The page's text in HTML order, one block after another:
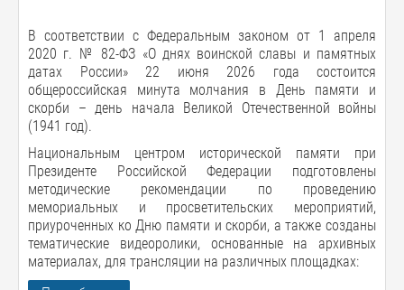
В соответствии с Федеральным законом от 1 апреля
2020 г. № 82-ФЗ «О днях воинской славы и памятных
датах России» 22 июня 2026 года состоится
общероссийская минута молчания в День памяти и
скорби – день начала Великой Отечественной войны
(1941 год).
Национальным центром исторической памяти при
Президенте Российской Федерации подготовлены
методические рекомендации по проведению
мемориальных и просветительских мероприятий,
приуроченных ко Дню памяти и скорби, а также созданы
тематические видеоролики, основанные на архивных
материалах, для трансляции на различных площадках: